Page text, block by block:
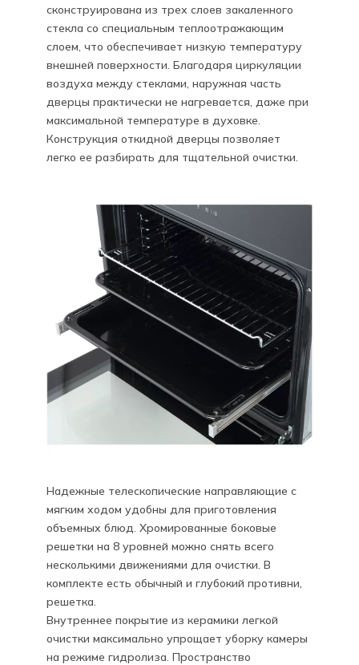
сконструирована из трех слоев закаленного
стекла со специальным теплоотражающим
слоем, что обеспечивает низкую температуру
внешней поверхности. Благодаря циркуляции
воздуха между стеклами, наружная часть
дверцы практически не нагревается, даже при
максимальной температуре в духовке.
Конструкция откидной дверцы позволяет
легко ее разбирать для тщательной очистки.
Надежные телескопические направляющие с
мягким ходом удобны для приготовления
объемных блюд. Хромированные боковые
решетки на 8 уровней можно снять всего
несколькими движениями для очистки. В
комплекте есть обычный и глубокий противни,
решетка.
Внутреннее покрытие из керамики легкой
очистки максимально упрощает уборку камеры
на режиме гидролиза. Пространство